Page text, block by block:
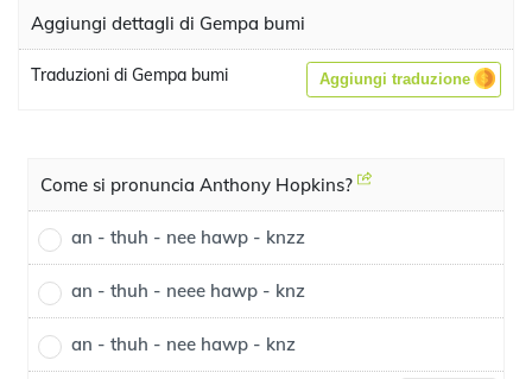
Aggiungi dettagli di Gempa bumi
Traduzioni di Gempa bumi Aggiungi traduzione
Come si pronuncia Anthony Hopkins?
an - thuh - nee hawp - knzz
an - thuh - neee hawp - knz
an - thuh - nee hawp - knz